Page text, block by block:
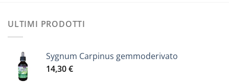
pagina
ULTIMI PRODOTTI
Sygnum Carpinus gemmoderivato
14,30€